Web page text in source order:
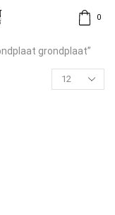
0
grondplaat”